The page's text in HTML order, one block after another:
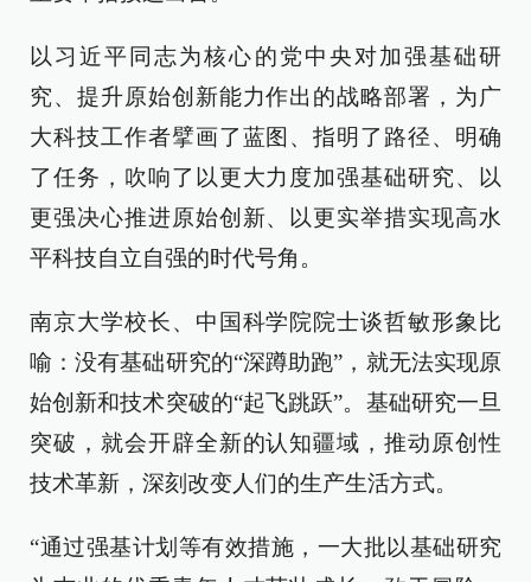
以习近平同志为核心的党中央对加强基础研
究、提升原始创新能力作出的战略部署，为广
大科技工作者擘画了蓝图、指明了路径、明确
了任务，吹响了以更大力度加强基础研究、以
更强决心推进原始创新、以更实举措实现高水
平科技自立自强的时代号角。
南京大学校长、中国科学院院士谈哲敏形象比
喻：没有基础研究的“深蹲助跑”，就无法实现原
始创新和技术突破的“起飞跳跃”。基础研究一旦
突破，就会开辟全新的认知疆域，推动原创性
技术革新，深刻改变人们的生产生活方式。
“通过强基计划等有效措施，一大批以基础研究